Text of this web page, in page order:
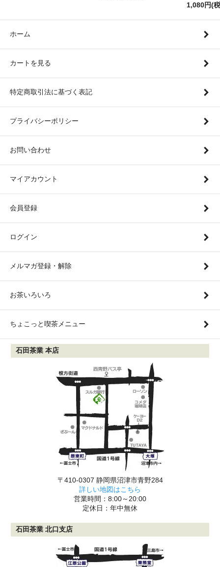
1,080円(
ホーム
カートを見る
特定商取引法に基づく表記
プライバシーポリシー
お問い合わせ
マイアカウント
会員登録
ログイン
メルマガ登録・解除
お茶いろいろ
ちょこっと喫茶メニュー
石田茶業 本店
〒410-0307 静岡県沼津市青野284
詳しい地図はこちら
営業時間：8:00～20:00
定休日：年中無休
石田茶業 北口支店